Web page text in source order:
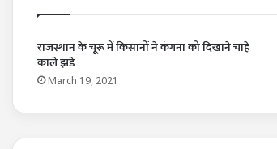
राजस्थान के चूरू में किसानों ने कंगना को दिखाने चाहे
काले झंडे
March 19, 2021